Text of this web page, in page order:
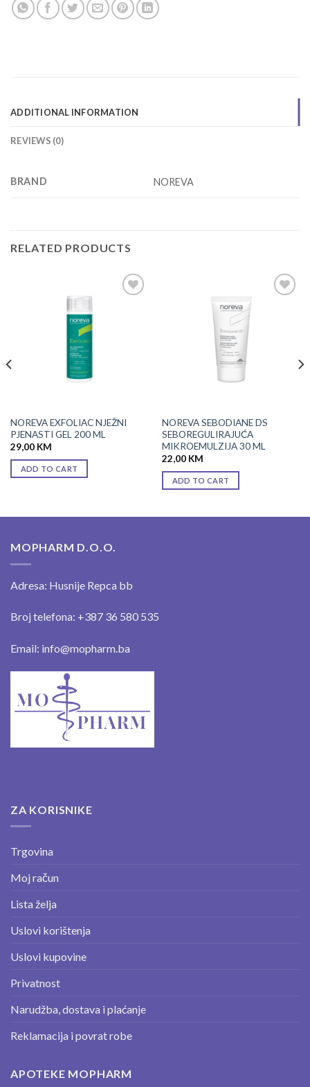
ADDITIONAL INFORMATION
REVIEWS (0)
BRAND NOREVA
RELATED PRODUCTS
NOREVA EXFOLIAC NJEŽNI
PJENASTI GEL 200 ML
29,00 KM
ADD TO CART
NOREVA SEBODIANE DS
SEBOREGULIRAJUĆA
MIKROEMULZIJA 30 ML
22,00 KM
ADD TO CART
MOPHARM D.O.O.
Adresa: Husnije Repca bb
Broj telefona: +387 36 580 535
Email: info@mopharm.ba
ZA KORISNIKE
Trgovina
Moj račun
Lista želja
Uslovi korištenja
Uslovi kupovine
Privatnost
Narudžba, dostava i plaćanje
Reklamacija i povrat robe
APOTEKE MOPHARM